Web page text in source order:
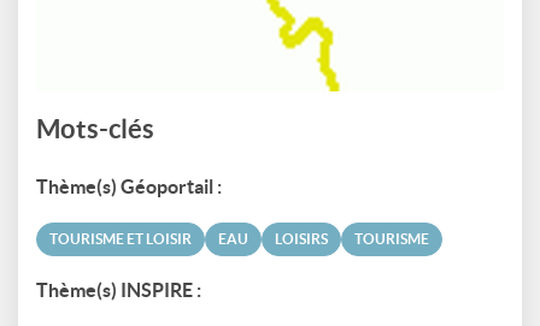
Mots-clés
Thème(s) Géoportail :
TOURISME ET LOISIR EAU LOISIRS TOURISME
Thème(s) INSPIRE :